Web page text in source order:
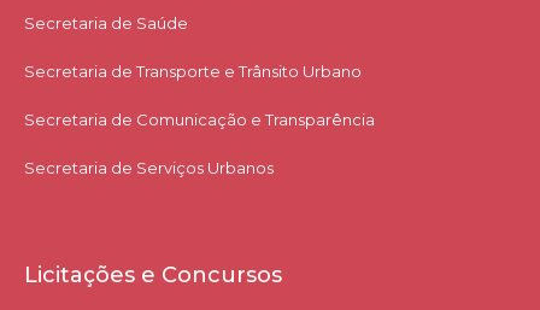
Secretaria de Saúde
Secretaria de Transporte e Trânsito Urbano
Secretaria de Comunicação e Transparência
Secretaria de Serviços Urbanos
Licitações e Concursos